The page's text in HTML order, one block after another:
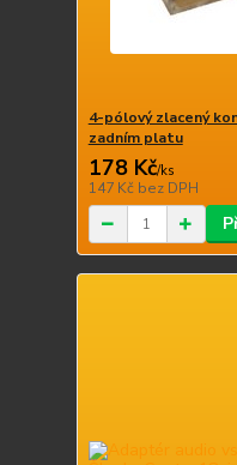
4-pólový zlacený
zadním platu
178 Kč/ks
147 Kč bez DPH